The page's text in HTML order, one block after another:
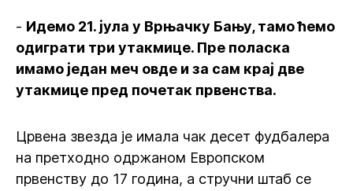
- Идемо 21. јула у Врњачку Бању, тамо ћемо
одиграти три утакмице. Пре поласка
имамо један меч овде и за сам крај две
утакмице пред почетак првенства.
Црвена звезда је имала чак десет фудбалера
на претходно одржаном Европском
првенству до 17 година, а стручни штаб се